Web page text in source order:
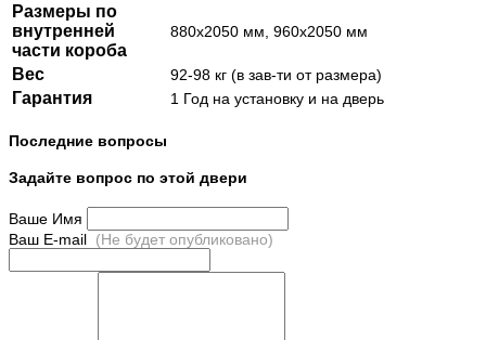
Размеры по
внутренней
части короба
880х2050 мм, 960х2050 мм
Вес 92-98 кг (в зав-ти от размера)
Гарантия 1 Год на установку и на дверь
Последние вопросы
Задайте вопрос по этой двери
Ваше Имя
Ваш E-mail (Не будет опубликовано)